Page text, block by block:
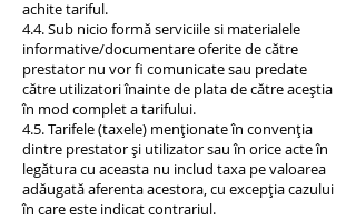
achite tariful.
4.4. Sub nicio formă serviciile si materialele
informative/documentare oferite de către
prestator nu vor fi comunicate sau predate
către utilizatori înainte de plata de către aceștia
în mod complet a tarifului.
4.5. Tarifele (taxele) menționate în convenția
dintre prestator și utilizator sau în orice acte în
legătura cu aceasta nu includ taxa pe valoarea
adăugată aferenta acestora, cu excepția cazului
în care este indicat contrariul.